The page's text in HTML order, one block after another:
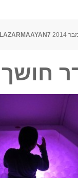
LAZARMAAYAN7
חושך